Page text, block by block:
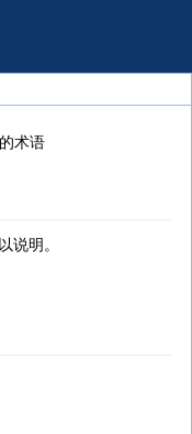
术语
说明。